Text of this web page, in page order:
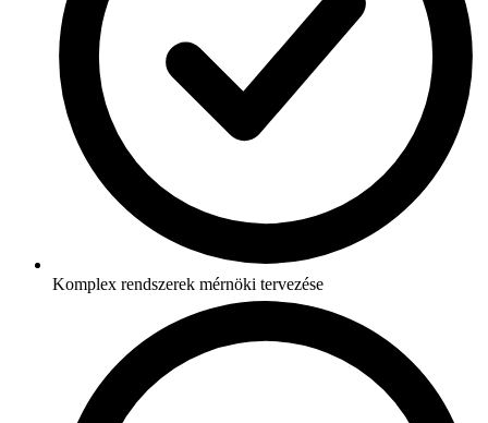
Komplex rendszerek mérnöki tervezése